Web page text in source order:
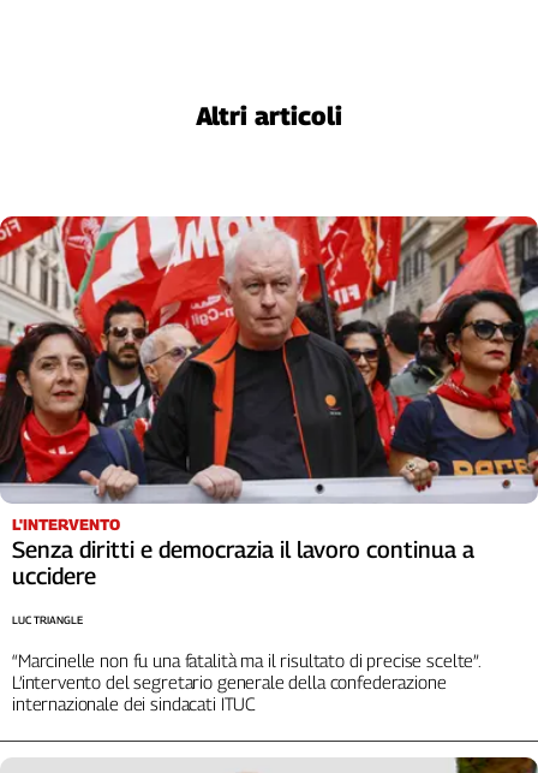
Altri articoli
L'INTERVENTO
Senza diritti e democrazia il lavoro continua a
uccidere
“Marcinelle non fu una fatalità ma il risultato di precise scelte”.
L’intervento del segretario generale della confederazione
internazionale dei sindacati ITUC
LUC TRIANGLE